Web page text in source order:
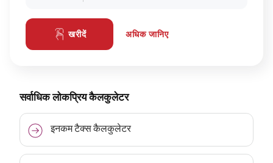
खरीदें अधिक जानिए
सर्वाधिक लोकप्रिय कैलकुलेटर
इनकम टैक्स कैलकुलेटर